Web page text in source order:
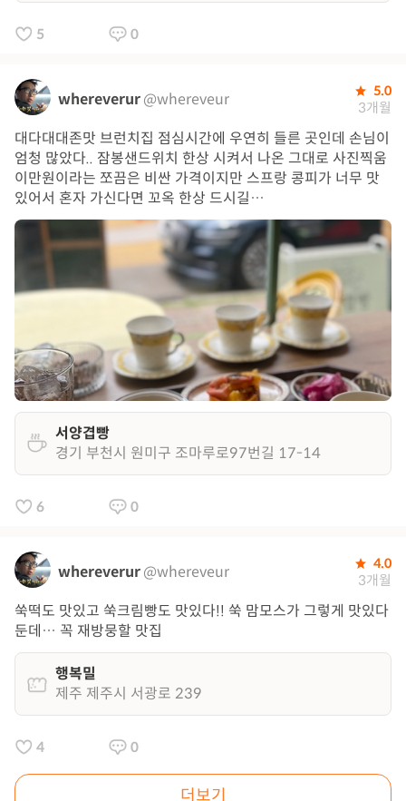
5 0
whereverur@whereveur 5.0
3개월
대다대대존맛 브런치집 점심시간에 우연히 들른 곳인데 손님이
엄청 많았다.. 잠봉샌드위치 한상 시켜서 나온 그대로 사진찍움
이만원이라는 쪼끔은 비싼 가격이지만 스프랑 콩피가 너무 맛
있어서 혼자 가신다면 꼬옥 한상 드시길…
서양겹빵
경기 부천시 원미구 조마루로97번길 17-14
6 0
whereverur@whereveur 4.0
3개월
쑥떡도 맛있고 쑥크림빵도 맛있다!! 쑥 맘모스가 그렇게 맛있다
둔데… 꼭 재방뭉할 맛집
행복밀
제주 제주시 서광로 239
4 0
더보기